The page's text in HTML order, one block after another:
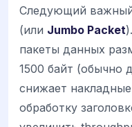
Следующий
(или Jumbo Packet
пакеты данных
1500 байт (обычно
снижает
обработку